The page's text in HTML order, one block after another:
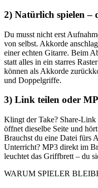
2) Natürlich spielen –
Du musst nicht erst
von selbst. Akkorde
einer echten Gitarre. Beim
statt alles in ein starres
können als Akkorde
und Doppelgriffe.
3) Link teilen oder
Klingt der Take? Share-
öffnet dieselbe Seite und
Brauchst du eine Datei fürs
Unterricht? MP3 direkt im
leuchtet das Griffbrett – du
WARUM SPIELER